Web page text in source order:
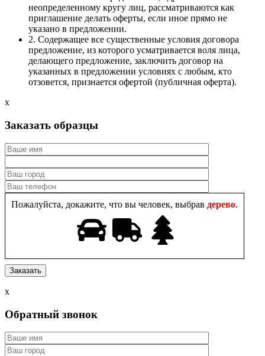
неопределенному кругу лиц, рассматриваются как
приглашение делать оферты, если иное прямо не
указано в предложении.
2. Содержащее все существенные условия договора
предложение, из которого усматривается воля лица,
делающего предложение, заключить договор на
указанных в предложении условиях с любым, кто
отзовется, признается офертой (публичная оферта).
x
Заказать образцы
Пожалуйста, докажите, что вы человек, выбрав дерево.
x
Обратный звонок